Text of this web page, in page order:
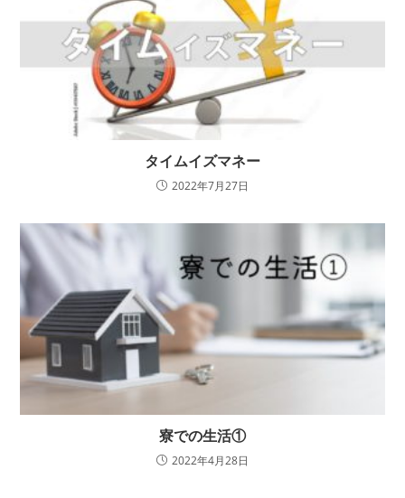
タイムイズマネー
2022年7月27日
寮での生活①
2022年4月28日